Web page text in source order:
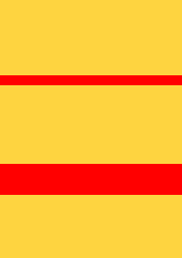
ПИТАНИЯ
белого 300г